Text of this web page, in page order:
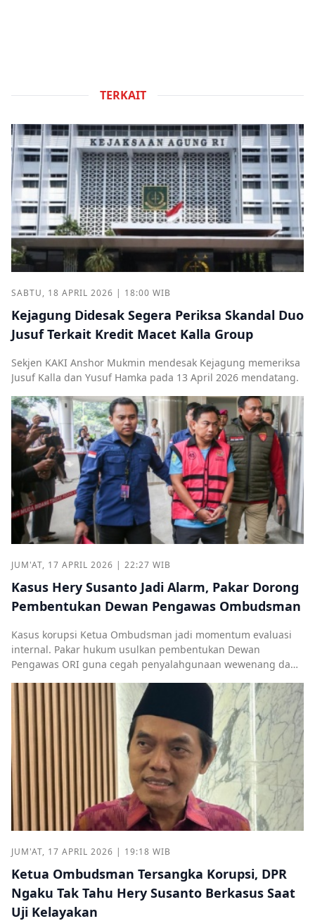
TERKAIT
SABTU, 18 APRIL 2026 | 18:00 WIB
Kejagung Didesak Segera Periksa Skandal Duo
Jusuf Terkait Kredit Macet Kalla Group
Sekjen KAKI Anshor Mukmin mendesak Kejagung memeriksa
Jusuf Kalla dan Yusuf Hamka pada 13 April 2026 mendatang.
JUM'AT, 17 APRIL 2026 | 22:27 WIB
Kasus Hery Susanto Jadi Alarm, Pakar Dorong
Pembentukan Dewan Pengawas Ombudsman
Kasus korupsi Ketua Ombudsman jadi momentum evaluasi
internal. Pakar hukum usulkan pembentukan Dewan
Pengawas ORI guna cegah penyalahgunaan wewenang dan
JUM'AT, 17 APRIL 2026 | 19:18 WIB
Ketua Ombudsman Tersangka Korupsi, DPR
Ngaku Tak Tahu Hery Susanto Berkasus Saat
Uji Kelayakan